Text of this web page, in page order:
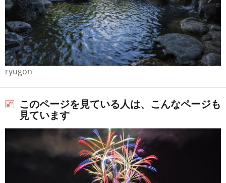
ryugon
このページを見ている人は、こんなページも
見ています